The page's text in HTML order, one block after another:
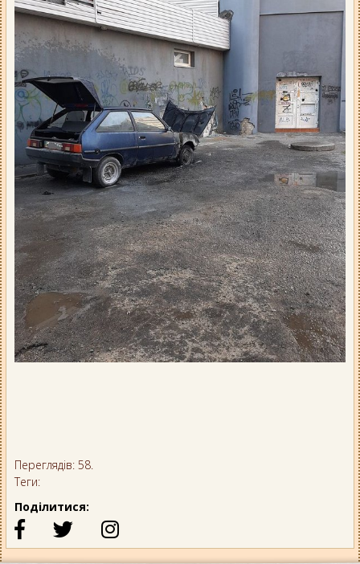
Переглядів: 58.
Теги:
Поділитися: